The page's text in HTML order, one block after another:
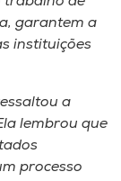
garantem a
instituições
a
lembrou que
processo